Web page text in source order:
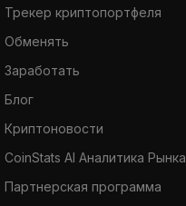
Трекер криптопортфеля
Обменять
Заработать
Блог
Криптоновости
CoinStats AI Аналитика Рынка
Партнерская программа